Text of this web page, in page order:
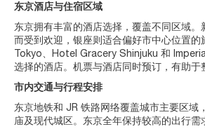
东京酒店与住宿区域
东京拥有丰富的酒店选择，覆盖不同区域。
而受到欢迎，银座则适合偏好市中心位置的
Tokyo、Hotel Gracery Shinjuku 和
选择的酒店。机票与酒店同时预订，有助于
市内交通与行程安排
东京地铁和 JR 铁路网络覆盖城市主要区域
庙及现代城区。东京全年保持较高的出行需